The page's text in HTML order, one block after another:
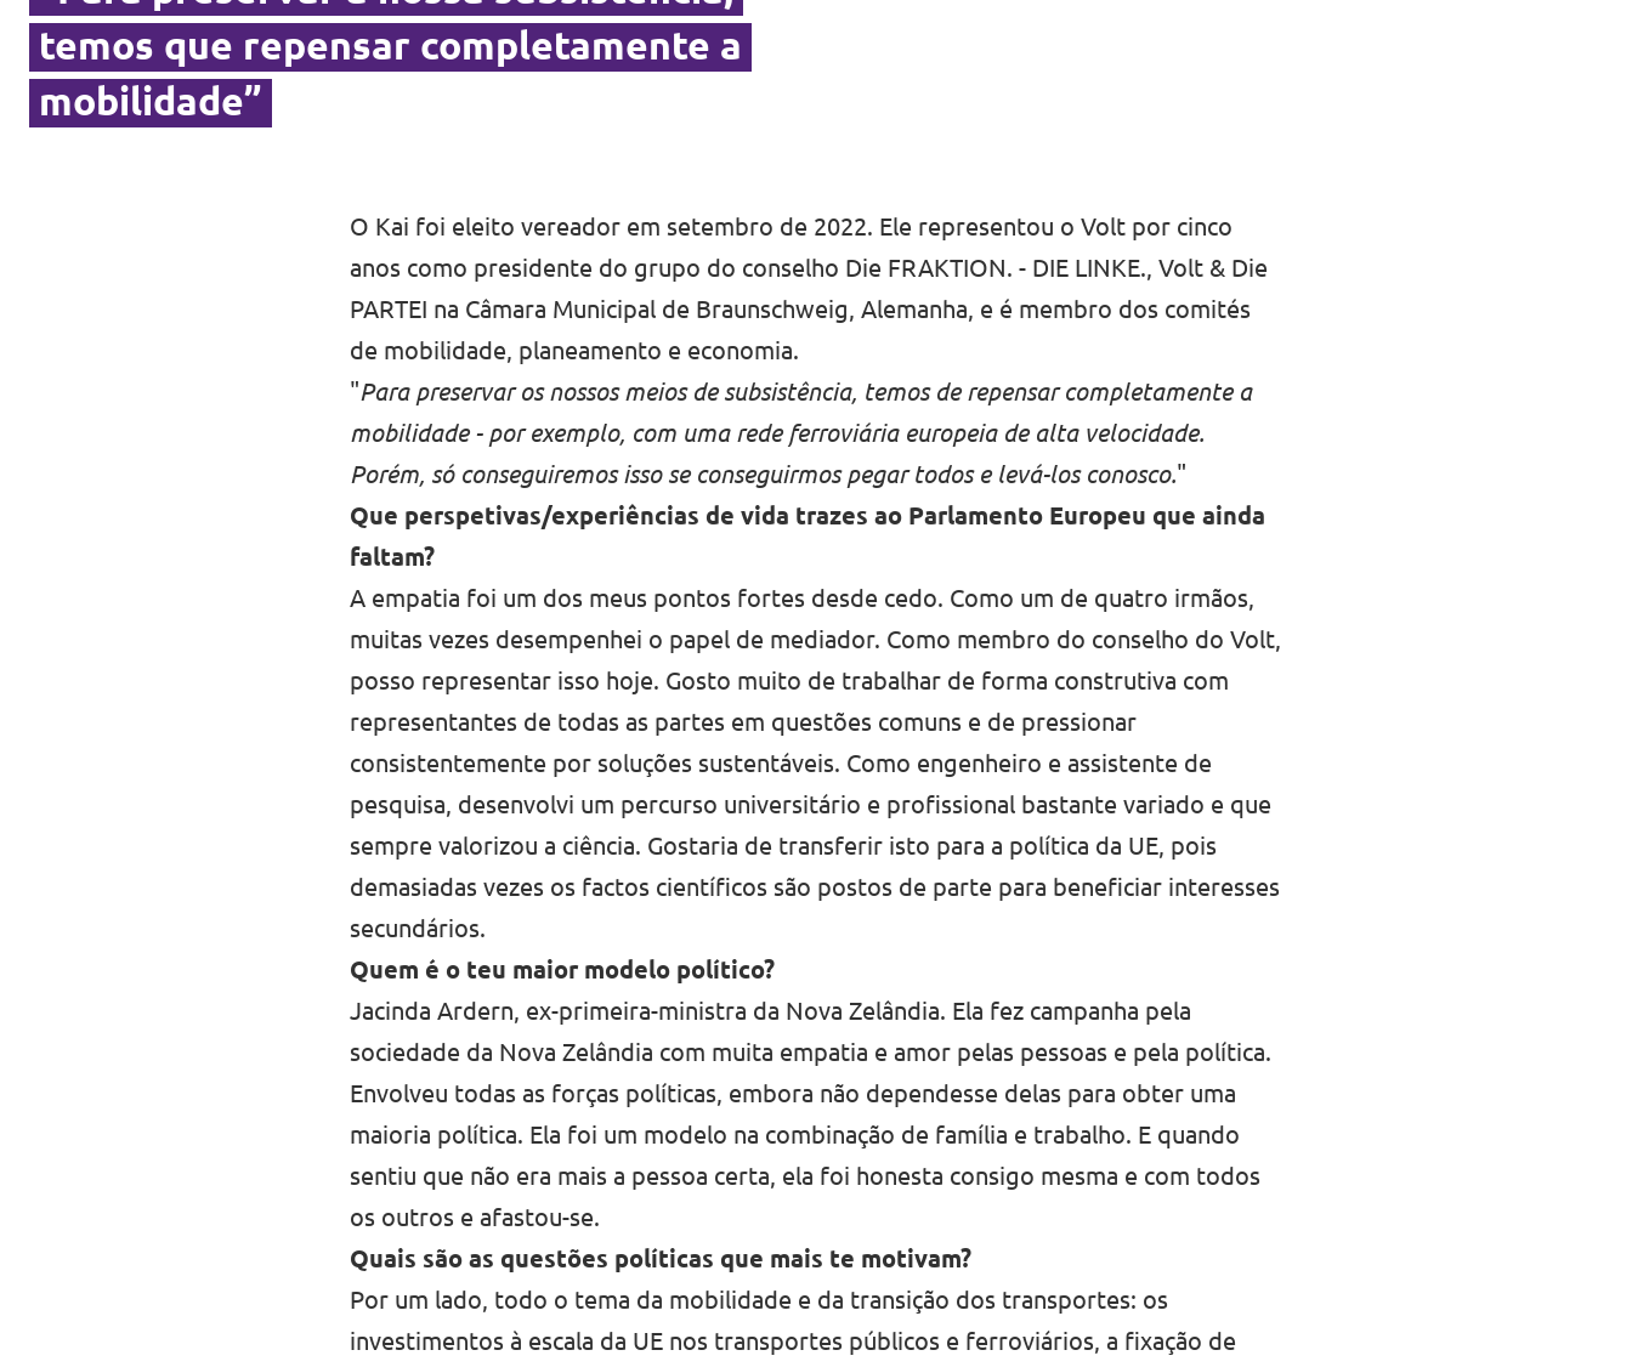
temos que repensar completamente a
mobilidade”
O Kai foi eleito vereador em setembro de 2022. Ele representou o Volt por cinco
anos como presidente do grupo do conselho Die FRAKTION. - DIE LINKE., Volt & Die
PARTEI na Câmara Municipal de Braunschweig, Alemanha, e é membro dos comités
de mobilidade, planeamento e economia.
"Para preservar os nossos meios de subsistência, temos de repensar completamente a
mobilidade - por exemplo, com uma rede ferroviária europeia de alta velocidade.
Porém, só conseguiremos isso se conseguirmos pegar todos e levá-los conosco."
Que perspetivas/experiências de vida trazes ao Parlamento Europeu que ainda
faltam?
A empatia foi um dos meus pontos fortes desde cedo. Como um de quatro irmãos,
muitas vezes desempenhei o papel de mediador. Como membro do conselho do Volt,
posso representar isso hoje. Gosto muito de trabalhar de forma construtiva com
representantes de todas as partes em questões comuns e de pressionar
consistentemente por soluções sustentáveis. Como engenheiro e assistente de
pesquisa, desenvolvi um percurso universitário e profissional bastante variado e que
sempre valorizou a ciência. Gostaria de transferir isto para a política da UE, pois
demasiadas vezes os factos científicos são postos de parte para beneficiar interesses
secundários.
Quem é o teu maior modelo político?
Jacinda Ardern, ex-primeira-ministra da Nova Zelândia. Ela fez campanha pela
sociedade da Nova Zelândia com muita empatia e amor pelas pessoas e pela política.
Envolveu todas as forças políticas, embora não dependesse delas para obter uma
maioria política. Ela foi um modelo na combinação de família e trabalho. E quando
sentiu que não era mais a pessoa certa, ela foi honesta consigo mesma e com todos
os outros e afastou-se.
Quais são as questões políticas que mais te motivam?
Por um lado, todo o tema da mobilidade e da transição dos transportes: os
investimentos à escala da UE nos transportes públicos e ferroviários, a fixação de